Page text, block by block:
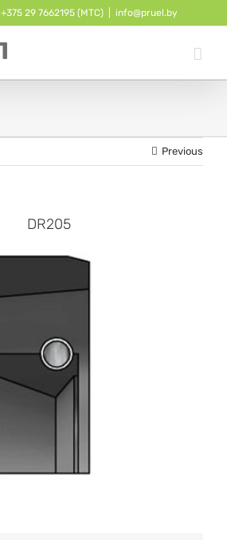
+375 29 7662195 (МТС) info@pruel.by
Previous
DR205